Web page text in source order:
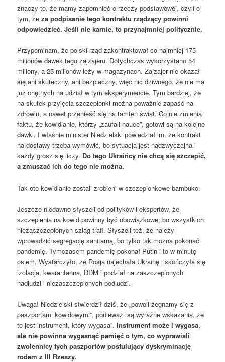
znaczy to, że mamy zapomnieć o rzeczy podstawowej, czyli o
tym, żeza podpisanie tego kontraktu rządzący powinni
odpowiedzieć. Jeśli nie karnie, to przynajmniej politycznie.
Przypominam, że polski rząd zakontraktował co najmniej 175
milionów dawek tego zajzajeru. Dotychczas wykorzystano 54
miliony, a 25 milionów leży w magazynach. Zajzajer nie okazał
się ani skuteczny, ani bezpieczny, więc nic dziwnego, że nie ma
już chętnych na udział w tym eksperymencie. Tym bardziej, że
na skutek przyjęcia szczepionki można poważnie zapaść na
zdrowiu, a nawet przenieść się na tamten świat. Co nie zmienia
faktu, że kowidianie, którzy „zaufali nauce”, gotowi są na kolejne
dawki. I właśnie minister Niedzielski powiedział im, że kontrakt
na dostawy trzeba wymówić, bo sytuacja jest nadzwyczajna i
każdy grosz się liczy. Do tego Ukraińcy nie chcą się szczepić,
a zmuszać ich do tego nie można.
Tak oto kowidianie zostali zrobieni w szczepionkowe bambuko.
Jeszcze niedawno słyszeli od polityków i ekspertów, że
szczepienia na kowid powinny być obowiązkowe, bo wszystkich
niezaszczepionych szlag trafi. Słyszeli też, że należy
wprowadzić segregację sanitarną, bo tylko tak można pokonać
pandemię. Tymczasem pandemię pokonał Putin i to w minutę
osiem. Wystarczyło, że Rosja najechała Ukrainę i skończyła się
izolacja, kwarantanna, DDM i podział na zaszczepionych
nadludzi i niezaszczepionych podludzi.
Uwaga! Niedzielski stwierdził dziś, że „powoli żegnamy się z
paszportami kowidowymi”, ponieważ „są wyraźne wskazania, że
to jest instrument, który wygasa”.Instrument może i wygasa,
ale nie powinna wygasnąć pamięć o tym, co wyprawiali
zwolennicy tych paszportów postulujący dyskryminację
rodem z III Rzeszy.